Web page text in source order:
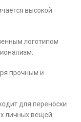
высокой
логотипом
прочным и
для переноски
личных вещей.